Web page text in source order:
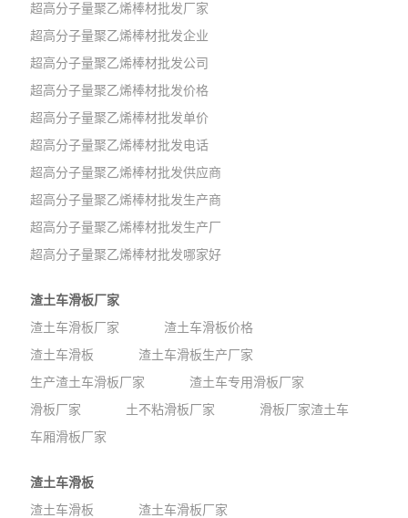
超高分子量聚乙烯棒材批发厂家
超高分子量聚乙烯棒材批发企业
超高分子量聚乙烯棒材批发公司
超高分子量聚乙烯棒材批发价格
超高分子量聚乙烯棒材批发单价
超高分子量聚乙烯棒材批发电话
超高分子量聚乙烯棒材批发供应商
超高分子量聚乙烯棒材批发生产商
超高分子量聚乙烯棒材批发生产厂
超高分子量聚乙烯棒材批发哪家好
渣土车滑板厂家
渣土车滑板厂家
渣土车滑板价格
渣土车滑板
渣土车滑板生产厂家
生产渣土车滑板厂家
渣土车专用滑板厂家
滑板厂家
土不粘滑板厂家
滑板厂家渣土车
车厢滑板厂家
渣土车滑板
渣土车滑板
渣土车滑板厂家